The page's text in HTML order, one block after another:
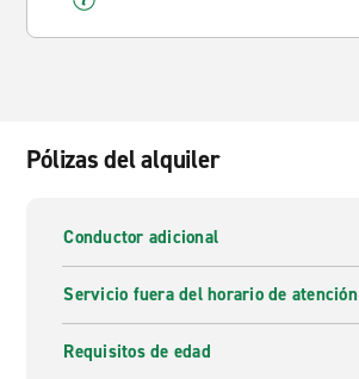
Pólizas del alquiler
Conductor adicional
Servicio fuera del horario de atención
Requisitos de edad